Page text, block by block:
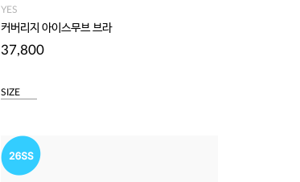
YES
커버리지 아이스무브 브라
37,800
SIZE